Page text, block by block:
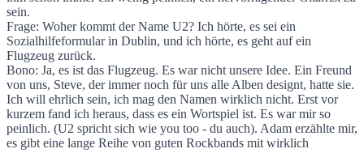
sein.
Frage: Woher kommt der Name U2? Ich hörte, es sei ein
Sozialhilfeformular in Dublin, und ich hörte, es geht auf ein
Flugzeug zurück.
Bono: Ja, es ist das Flugzeug. Es war nicht unsere Idee. Ein Freund
von uns, Steve, der immer noch für uns alle Alben designt, hatte sie.
Ich will ehrlich sein, ich mag den Namen wirklich nicht. Erst vor
kurzem fand ich heraus, dass es ein Wortspiel ist. Es war mir so
peinlich. (U2 spricht sich wie you too - du auch). Adam erzählte mir,
es gibt eine lange Reihe von guten Rockbands mit wirklich